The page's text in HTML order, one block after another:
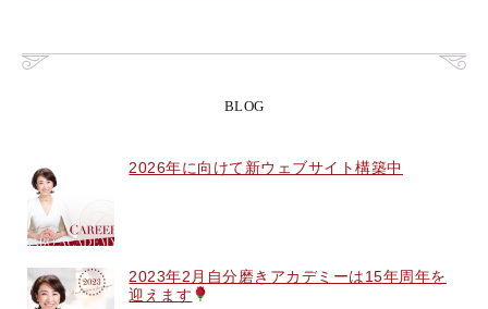
BLOG
2026年に向けて新ウェブサイト構築中
2023年2月自分磨きアカデミーは15年周年を
迎えます